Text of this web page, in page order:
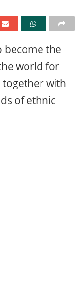
become the
world for
together with
of ethnic